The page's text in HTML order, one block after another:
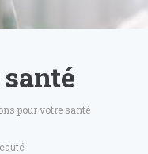
pour votre santé